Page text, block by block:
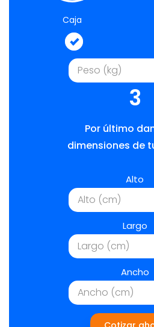
Caja
3
Por último
dimensiones de
Alto
Largo
Ancho